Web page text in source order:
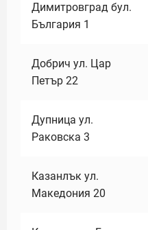
Димитровград бул.
България 1
Добрич ул. Цар
Петър 22
Дупница ул.
Раковска 3
Казанлък ул.
Македония 20